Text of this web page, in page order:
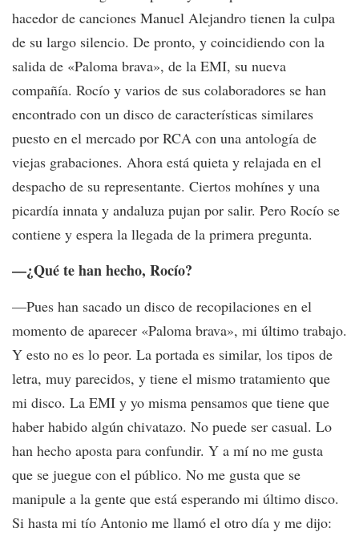
hacedor de canciones Manuel Alejandro tienen la culpa
de su largo silencio. De pronto, y coincidiendo con la
salida de «Paloma brava», de la EMI, su nueva
compañía. Rocío y varios de sus colaboradores se han
encontrado con un disco de características similares
puesto en el mercado por RCA con una antología de
viejas grabaciones. Ahora está quieta y relajada en el
despacho de su representante. Ciertos mohínes y una
picardía innata y andaluza pujan por salir. Pero Rocío se
contiene y espera la llegada de la primera pregunta.
—¿Qué te han hecho, Rocío?
—Pues han sacado un disco de recopilaciones en el
momento de aparecer «Paloma brava», mi último trabajo.
Y esto no es lo peor. La portada es similar, los tipos de
letra, muy parecidos, y tiene el mismo tratamiento que
mi disco. La EMI y yo misma pensamos que tiene que
haber habido algún chivatazo. No puede ser casual. Lo
han hecho aposta para confundir. Y a mí no me gusta
que se juegue con el público. No me gusta que se
manipule a la gente que está esperando mi último disco.
Si hasta mi tío Antonio me llamó el otro día y me dijo: